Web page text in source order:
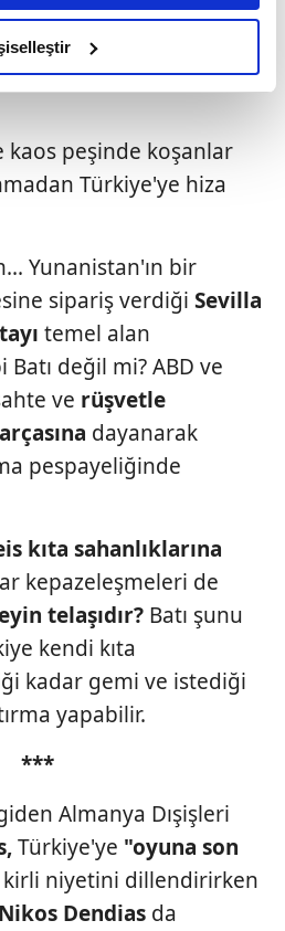
bir reklam deneyimi sunmak
içerikleri sunabilmek adına
ve bu noktada,
karşılamak noktasında tek gelir
bu çerezlere izin vermedikleri
reklamlar
sunabilmek için İnternet
kişilere ait çerezler
vasıtasıyla çeşitli kişisel
gerekli olan çerezler bilgi
amacıyla
sitemizin daha işlevsel
ve sizlere yönelik
yapılması, amaçlarıyla
dahilinde kullanılacaktır.
aşağıda yer alan panel
Çerezlere ilişkin detaylı bilgi
Çerez Bilgilendirme
Korunması Kanunu uyarınca
okumak ve sitemizde
kullanılan çerezlerle ilgili bilgi
yaptığı şımarık
Kıbrıs Rum
kaos peşinde koşanlar
Türkiye'ye hiza
Yunanistan'ın bir
sipariş verdiği Sevilla
temel alan
değil mi? ABD ve
ve rüşvetle
dayanarak
pespayeliğinde
kıta sahanlıklarına
kepazeleşmeleri de
telaşıdır? Batı şunu
kendi kıta
kadar gemi ve istediği
yapabilir.
***
Almanya Dışişleri
Türkiye'ye "oyuna son
niyetini dillendirirken
Nikos Dendias da